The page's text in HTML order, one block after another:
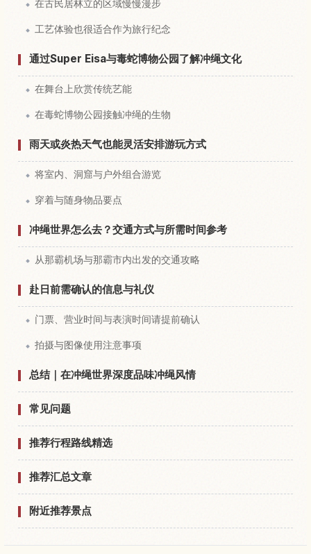
在古民居林立的区域慢慢漫步
工艺体验也很适合作为旅行纪念
通过Super Eisa与毒蛇博物公园了解冲绳文化
在舞台上欣赏传统艺能
在毒蛇博物公园接触冲绳的生物
雨天或炎热天气也能灵活安排游玩方式
将室内、洞窟与户外组合游览
穿着与随身物品要点
冲绳世界怎么去？交通方式与所需时间参考
从那霸机场与那霸市内出发的交通攻略
赴日前需确认的信息与礼仪
门票、营业时间与表演时间请提前确认
拍摄与图像使用注意事项
总结｜在冲绳世界深度品味冲绳风情
常见问题
推荐行程路线精选
推荐汇总文章
附近推荐景点